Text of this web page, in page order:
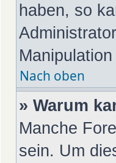
haben, so
Nach oben
» Warum
Manche
sein. Um